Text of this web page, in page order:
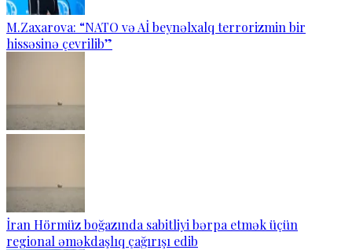
M.Zaxarova: “NATO və Aİ beynəlxalq terrorizmin bir
hissəsinə çevrilib”
İran Hörmüz boğazında sabitliyi bərpa etmək üçün
regional əməkdaşlıq çağırışı edib